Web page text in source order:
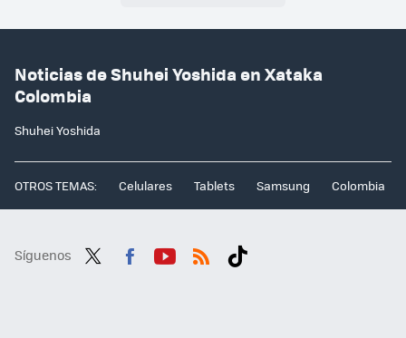
Noticias de Shuhei Yoshida en Xataka
Colombia
Shuhei Yoshida
OTROS TEMAS: Celulares Tablets Samsung Colombia
Síguenos